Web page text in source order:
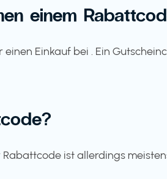
einem
Einkauf bei . Ein
ist allerdings